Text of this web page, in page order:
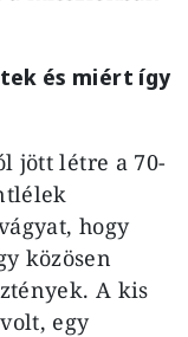
és miért így
jött létre a 70-
hogy
közösen
A kis
egy